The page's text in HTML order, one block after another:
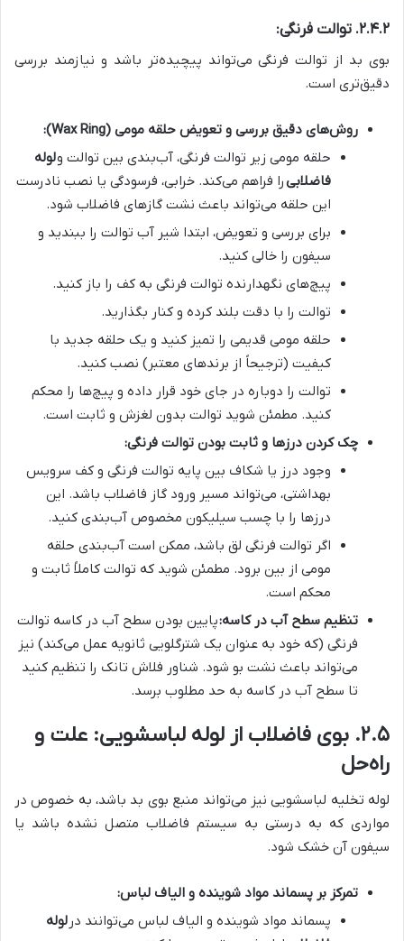
۲.۴.۲. توالت فرنگی:
بوی بد از توالت فرنگی می‌تواند پیچیده‌تر باشد و نیازمند بررسی
دقیق‌تری است.
روش‌های دقیق بررسی و تعویض حلقه مومی (Wax Ring):
حلقه مومی زیر توالت فرنگی، آب‌بندی بین توالت ولوله
فاضلابیرا فراهم می‌کند. خرابی، فرسودگی یا نصب نادرست
این حلقه می‌تواند باعث نشت گازهای فاضلاب شود.
برای بررسی و تعویض، ابتدا شیر آب توالت را ببندید و
سیفون را خالی کنید.
پیچ‌های نگهدارنده توالت فرنگی به کف را باز کنید.
توالت را با دقت بلند کرده و کنار بگذارید.
حلقه مومی قدیمی را تمیز کنید و یک حلقه جدید با
کیفیت (ترجیحاً از برندهای معتبر) نصب کنید.
توالت را دوباره در جای خود قرار داده و پیچ‌ها را محکم
کنید. مطمئن شوید توالت بدون لغزش و ثابت است.
چک کردن درزها و ثابت بودن توالت فرنگی:
وجود درز یا شکاف بین پایه توالت فرنگی و کف سرویس
بهداشتی، می‌تواند مسیر ورود گاز فاضلاب باشد. این
درزها را با چسب سیلیکون مخصوص آب‌بندی کنید.
اگر توالت فرنگی لق باشد، ممکن است آب‌بندی حلقه
مومی از بین برود. مطمئن شوید که توالت کاملاً ثابت و
محکم است.
تنظیم سطح آب در کاسه:پایین بودن سطح آب در کاسه توالت
فرنگی (که خود به عنوان یک شترگلویی ثانویه عمل می‌کند) نیز
می‌تواند باعث نشت بو شود. شناور فلاش تانک را تنظیم کنید
تا سطح آب در کاسه به حد مطلوب برسد.
۲.۵. بوی فاضلاب از لوله لباسشویی: علت و
راه‌حل
لوله تخلیه لباسشویی نیز می‌تواند منبع بوی بد باشد، به خصوص در
مواردی که به درستی به سیستم فاضلاب متصل نشده باشد یا
سیفون آن خشک شود.
تمرکز بر پسماند مواد شوینده و الیاف لباس:
پسماند مواد شوینده و الیاف لباس می‌توانند در لوله